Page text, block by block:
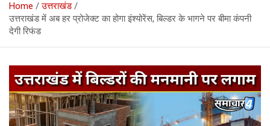
Home
उत्तराखंड
उत्तराखंड में अब हर प्रोजेक्ट का होगा इंश्योरेंस, बिल्डर के भागने पर बीमा कंपनी
देगी रिफंड